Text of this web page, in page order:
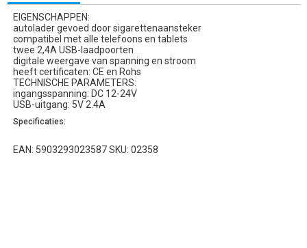
EIGENSCHAPPEN:
autolader gevoed door sigarettenaansteker
compatibel met alle telefoons en tablets
twee 2,4A USB-laadpoorten
digitale weergave van spanning en stroom
heeft certificaten: CE en Rohs
TECHNISCHE PARAMETERS:
ingangsspanning: DC 12-24V
USB-uitgang: 5V 2.4A
Specificaties:
EAN: 5903293023587 SKU: 02358